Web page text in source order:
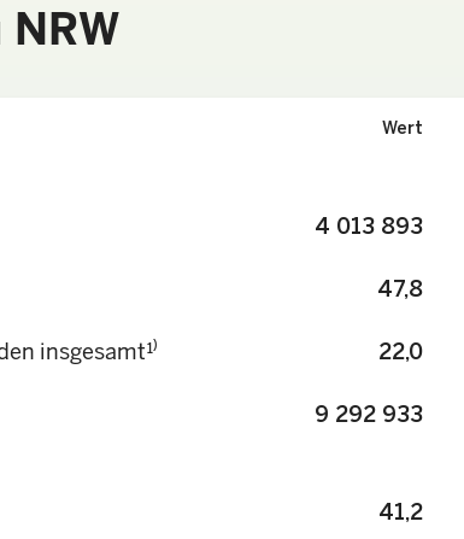
Wert
4 013 893
47,8
insgesamt¹⁾ 22,0
9 292 933
41,2